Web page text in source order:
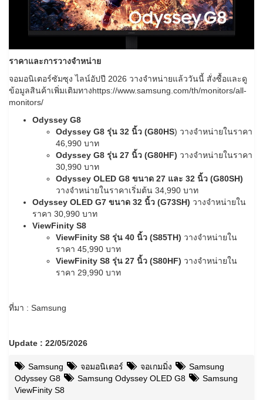
ราคาและการวางจำหน่าย
จอมอนิเตอร์ซัมซุง ไลน์อัปปี 2026 วางจำหน่ายแล้ววันนี้ สั่งซื้อและดู
ข้อมูลสินค้าเพิ่มเติมทางhttps://www.samsung.com/th/monitors/all-
monitors/
Odyssey G8
Odyssey G8 รุ่น 32 นิ้ว (G80HS) วางจำหน่ายในราคา
46,990 บาท
Odyssey G8 รุ่น 27 นิ้ว (G80HF) วางจำหน่ายในราคา
30,990 บาท
Odyssey OLED G8 ขนาด 27 และ 32 นิ้ว (G80SH)
วางจำหน่ายในราคาเริ่มต้น 34,990 บาท
Odyssey OLED G7 ขนาด 32 นิ้ว (G73SH) วางจำหน่ายใน
ราคา 30,990 บาท
ViewFinity S8
ViewFinity S8 รุ่น 40 นิ้ว (S85TH) วางจำหน่ายใน
ราคา 45,990 บาท
ViewFinity S8 รุ่น 27 นิ้ว (S80HF) วางจำหน่ายใน
ราคา 29,990 บาท
ที่มา : Samsung
Update : 22/05/2026
Samsung จอมอนิเตอร์ จอเกมมิ่ง
Samsung
Odyssey G8
Samsung Odyssey OLED G8
Samsung
ViewFinity S8